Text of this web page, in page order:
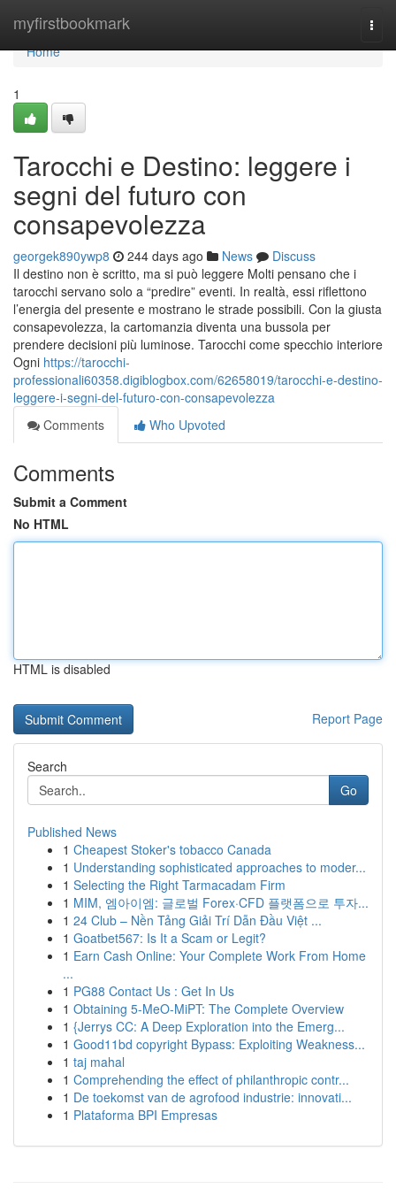
myfirstbookmark
Home
Home
1
Tarocchi e Destino: leggere i
segni del futuro con
consapevolezza
georgek890ywp8 244 days ago News
Discuss
Il destino non è scritto, ma si può leggere Molti pensano che i
tarocchi servano solo a “predire” eventi. In realtà, essi riflettono
l’energia del presente e mostrano le strade possibili. Con la giusta
consapevolezza, la cartomanzia diventa una bussola per
prendere decisioni più luminose. Tarocchi come specchio interiore
Ogni https://tarocchi-
professionali60358.digiblogbox.com/62658019/tarocchi-e-destino-
leggere-i-segni-del-futuro-con-consapevolezza
Comments
Who Upvoted
Comments
Submit a Comment
No HTML
HTML is disabled
Report Page
Search
Go
Published News
1 Cheapest Stoker's tobacco Canada
1 Understanding sophisticated approaches to moder...
1 Selecting the Right Tarmacadam Firm
1 MIM, 엠아이엠: 글로벌 Forex·CFD 플랫폼으로 투자...
1 24 Club – Nền Tảng Giải Trí Dẫn Đầu Việt ...
1 Goatbet567: Is It a Scam or Legit?
1 Earn Cash Online: Your Complete Work From Home
...
1 PG88 Contact Us : Get In Us
1 Obtaining 5-MeO-MiPT: The Complete Overview
1 {Jerrys CC: A Deep Exploration into the Emerg...
1 Good11bd copyright Bypass: Exploiting Weakness...
1 taj mahal
1 Comprehending the effect of philanthropic contr...
1 De toekomst van de agrofood industrie: innovati...
1 Plataforma BPI Empresas